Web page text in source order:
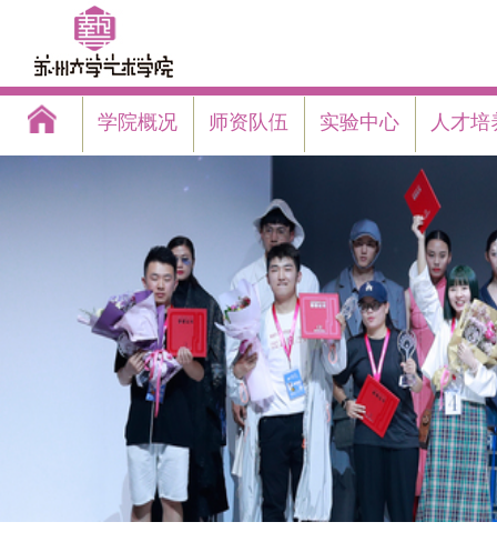
学院概况 师资队伍 实验中心 人才培